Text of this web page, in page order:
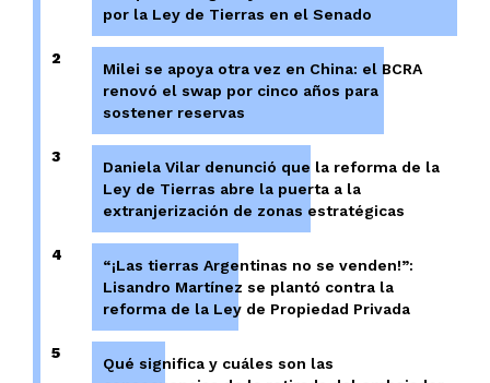
por la Ley de Tierras en el Senado
2
Milei se apoya otra vez en China: el BCRA
renovó el swap por cinco años para
sostener reservas
3
Daniela Vilar denunció que la reforma de la
Ley de Tierras abre la puerta a la
extranjerización de zonas estratégicas
4
“¡Las tierras Argentinas no se venden!”:
Lisandro Martínez se plantó contra la
reforma de la Ley de Propiedad Privada
5
Qué significa y cuáles son las